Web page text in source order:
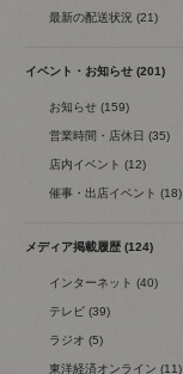
最新の配送状況 (21)
イベント・お知らせ (201)
お知らせ (159)
営業時間・店休日 (35)
店内イベント (12)
催事・出店イベント (18)
メディア掲載履歴 (124)
インターネット (40)
テレビ (39)
ラジオ (5)
東洋経済オンライン (11)